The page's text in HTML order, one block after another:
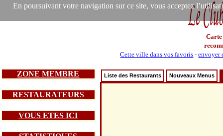
En poursuivant votre navigation sur ce site, vous acceptez
Carte
Cette ville dans vos favoris -envoyer
ZONE MEMBRE
RESTAURATEURS
VOUS ETES ICI
Liste des Restaurants Nouveaux Menus